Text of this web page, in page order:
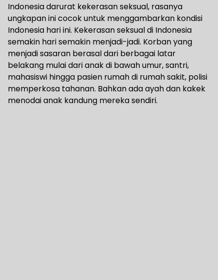
Indonesia darurat kekerasan seksual, rasanya
ungkapan ini cocok untuk menggambarkan kondisi
Indonesia hari ini. Kekerasan seksual di Indonesia
semakin hari semakin menjadi-jadi. Korban yang
menjadi sasaran berasal dari berbagai latar
belakang mulai dari anak di bawah umur, santri,
mahasiswi hingga pasien rumah di rumah sakit, polisi
memperkosa tahanan. Bahkan ada ayah dan kakek
menodai anak kandung mereka sendiri.